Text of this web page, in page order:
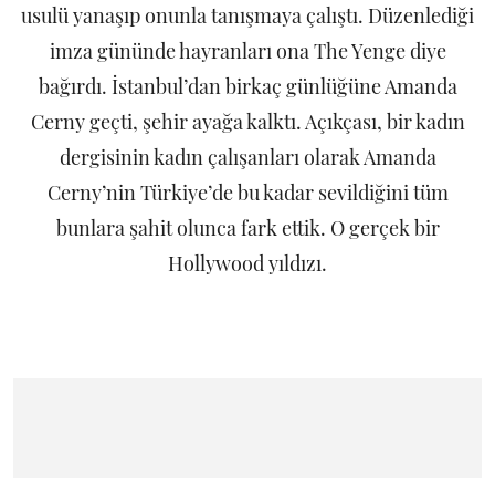
usulü yanaşıp onunla tanışmaya çalıştı. Düzenlediği
imza gününde hayranları ona The Yenge diye
bağırdı. İstanbul’dan birkaç günlüğüne Amanda
Cerny geçti, şehir ayağa kalktı. Açıkçası, bir kadın
dergisinin kadın çalışanları olarak Amanda
Cerny’nin Türkiye’de bu kadar sevildiğini tüm
bunlara şahit olunca fark ettik. O gerçek bir
Hollywood yıldızı.